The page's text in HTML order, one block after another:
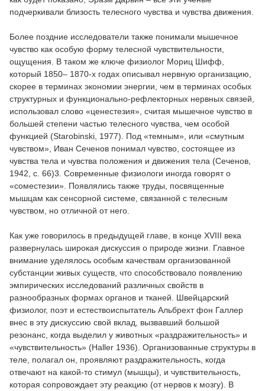
подчеркивали близость телесного чувства и чувства движения.
Более поздние исследователи также понимали мышечное
чувство как особую форму телесной чувствительности,
ощущения. В таком же ключе физиолог Мориц Шифф,
который 1850– 1870-х годах описывал нервную организацию,
скорее в терминах экономии энергии, чем в терминах особых
структурных и функционально-рефлекторных нервных связей,
использовал слово «ценестезия», считая мышечное чувство в
большей степени частью телесного чувства, чем особой
функцией (Starobinski, 1977). Под «темным», или «смутным
чувством», Иван Сеченов понимал чувство, состоящее из
чувства тела и чувства положения и движения тела (Сеченов,
1942, с. 66)3. Современные физиологи иногда говорят о
«соместезии». Появлялись также труды, посвященные
мышцам как сенсорной системе, связанной с телесным
чувством, но отличной от него.
Как уже говорилось в предыдущей главе, в конце XVIII века
развернулась широкая дискуссия о природе жизни. Главное
внимание уделялось особым качествам организованной
субстанции живых существ, что способствовало появлению
эмпирических исследований различных свойств в
разнообразных формах органов и тканей. Швейцарский
физиолог, поэт и естествоиспытатель Альбрехт фон Галлер
внес в эту дискуссию свой вклад, вызвавший большой
резонанс, когда выделил у животных «раздражительность» и
«чувствительность» (Haller 1936). Организованные структуры в
теле, полагал он, проявляют раздражительность, когда
отвечают на какой-то стимул (мышцы), и чувствительность,
которая сопровождает эту реакцию (от нервов к мозгу). В